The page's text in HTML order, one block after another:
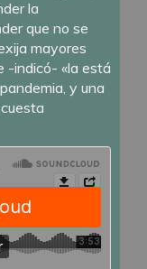
la
que no se
mayores
-indicó- «la está
y una